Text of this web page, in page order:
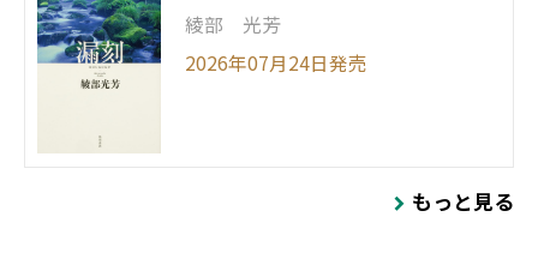
綾部 光芳
2026年07月24日発売
もっと見る